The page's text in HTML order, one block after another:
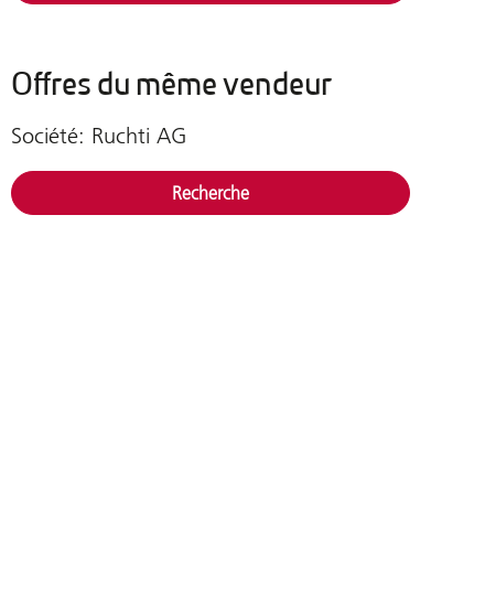
Offres du même vendeur
Société: Ruchti AG
Recherche